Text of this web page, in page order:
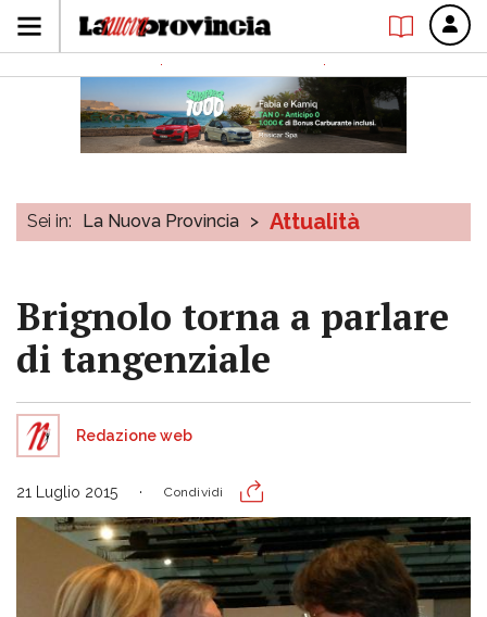
Sei in: La Nuova Provincia > Attualità
Brignolo torna a parlare
di tangenziale
Redazione web
21 Luglio 2015 Condividi